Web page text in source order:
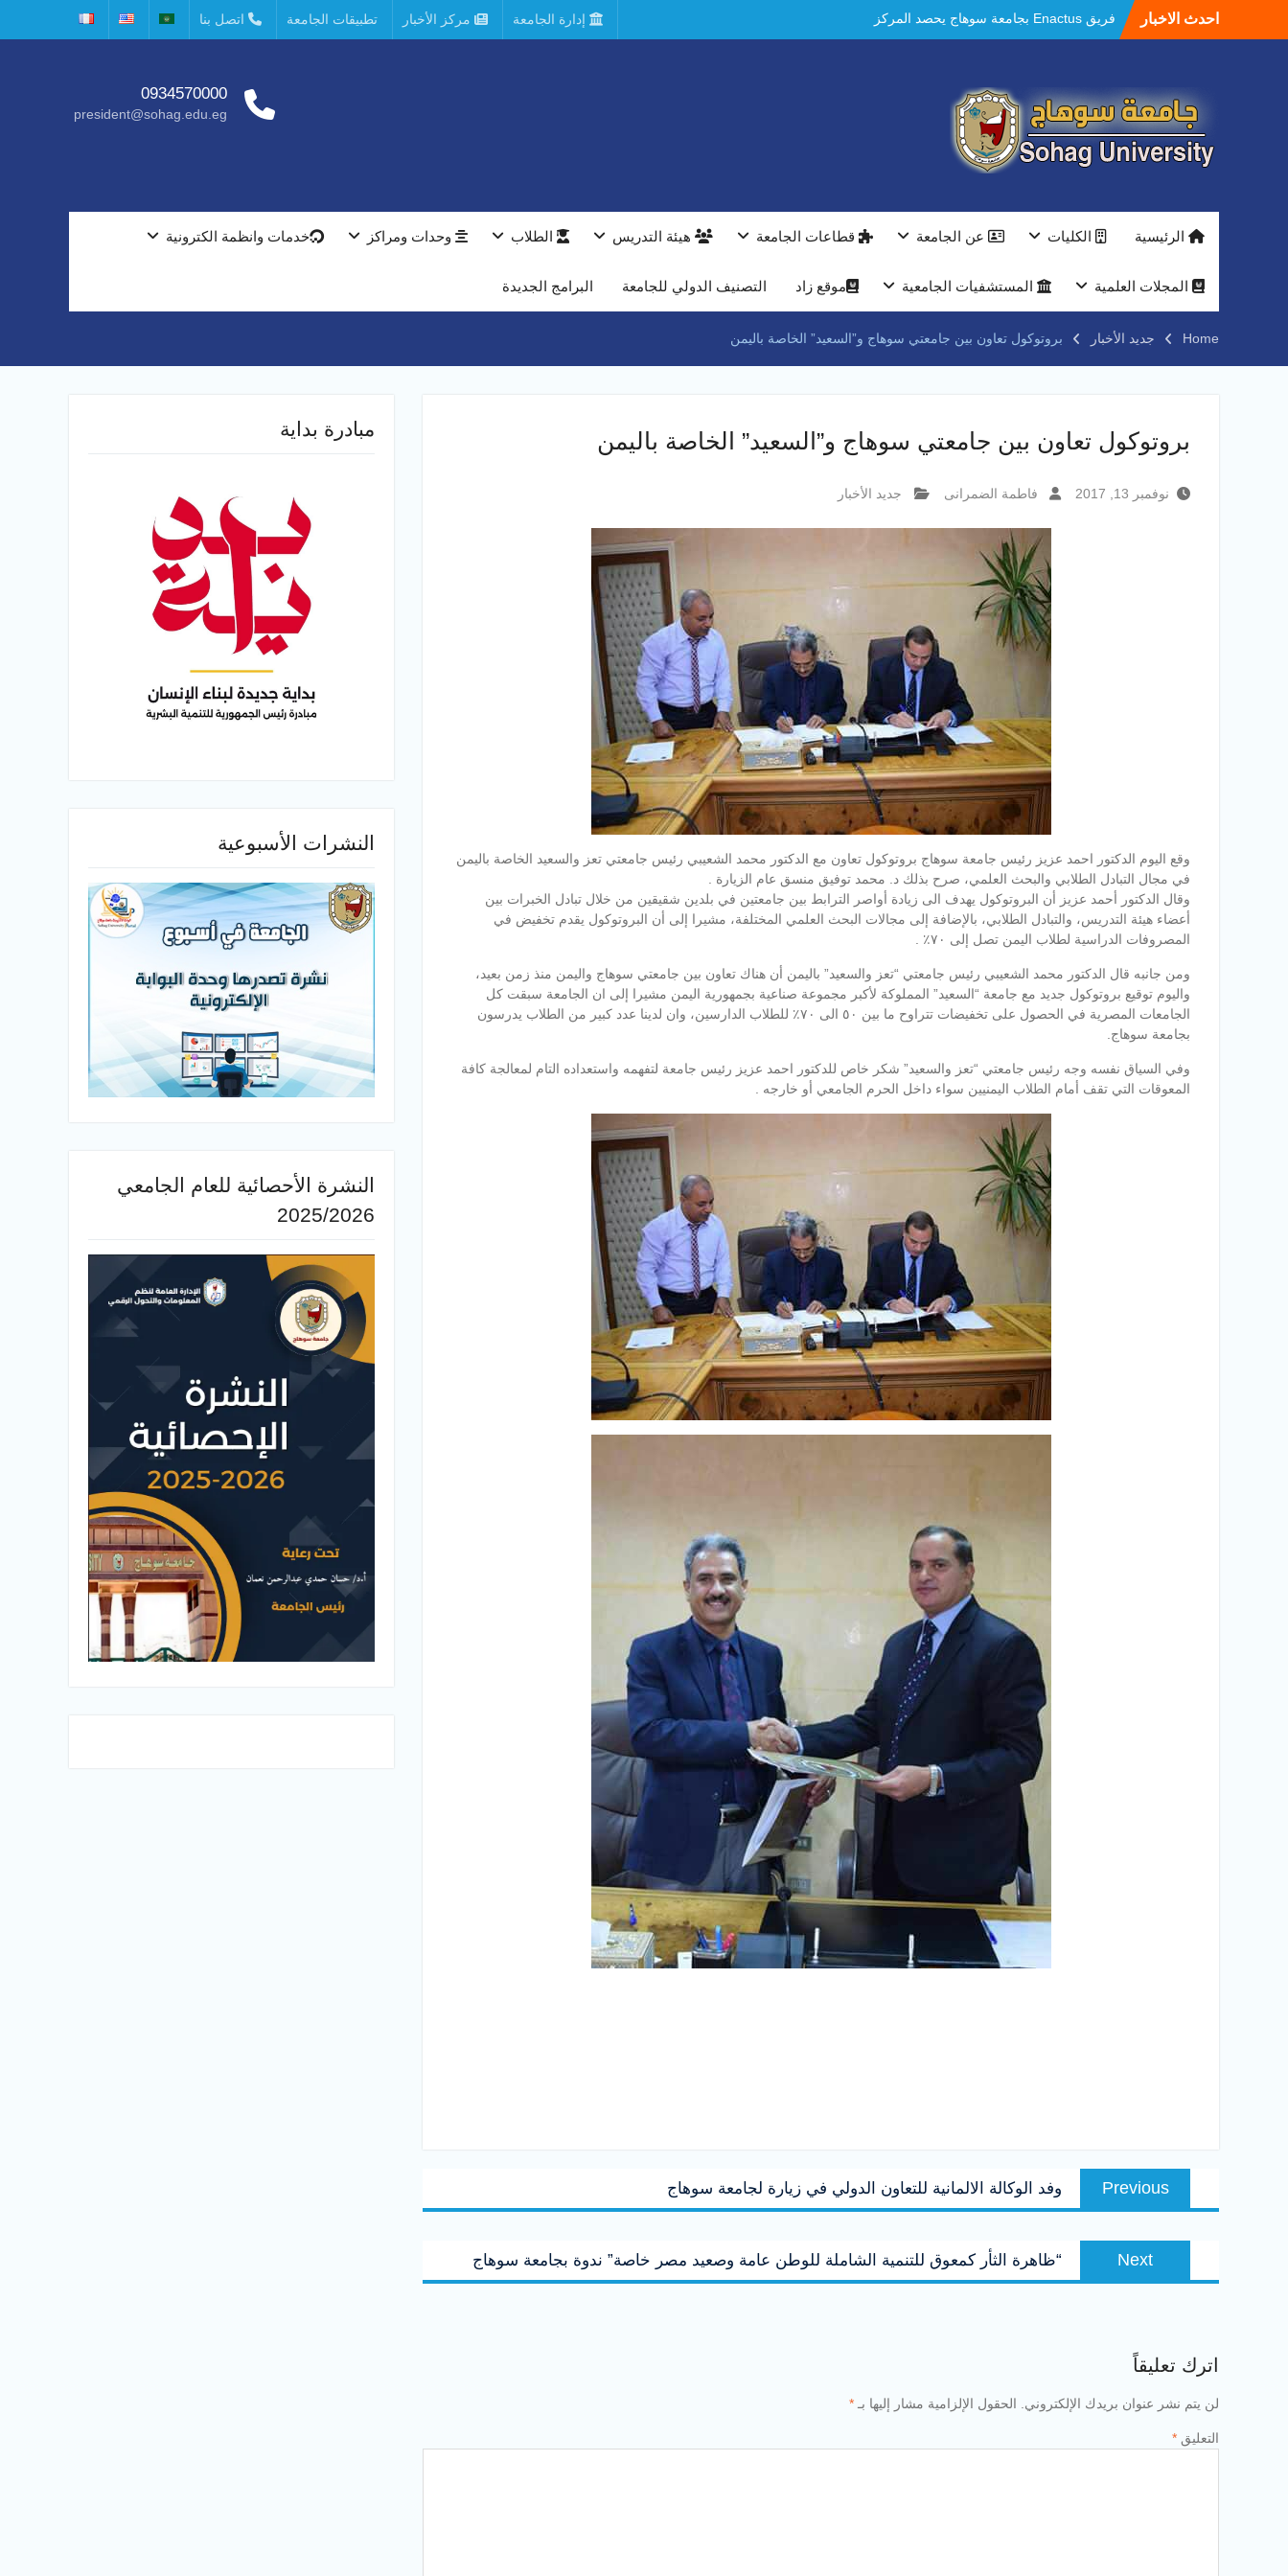
احدث الاخبار
فريق Enactus بجامعة سوهاج يحصد المركز
الاول في الابتكار وتمكين المراة والمركز الثاني
مستشفيات سوهاج الجامعية تحقق إنجازًا طبيًا
جديدًا و تنجح في علاج 3 حالات أكالازيا بتقنية
POEM دون جراحة .
النعماني يلتقي بمدير امن سوهاج الجديد لتقديم
بمعرض الاكاديمية العسكريه علي هامش
النعماني والمدير التنفيذي لشركة وادي النيل
جامعة سوهاج تفتح أبوابها لطلاب الثانوية العامة
إدارة الجامعة مركز الأخبار تطبيقات الجامعة اتصل بنا
0934570000
president@sohag.edu.eg
الرئيسية الكليات عن الجامعة قطاعات الجامعة هيئة التدريس الطلاب وحدات ومراكز خدمات وانظمة الكترونية
المجلات العلمية المستشفيات الجامعية موقع زاد التصنيف الدولي للجامعة البرامج الجديدة
Home جديد الأخبار بروتوكول تعاون بين جامعتي سوهاج و”السعيد” الخاصة باليمن
بروتوكول تعاون بين جامعتي سوهاج و”السعيد” الخاصة باليمن
نوفمبر 13, 2017 فاطمة الضمرانى جديد الأخبار
وقع اليوم الدكتور احمد عزيز رئيس جامعة سوهاج بروتوكول تعاون مع الدكتور محمد الشعيبي رئيس جامعتي تعز والسعيد الخاصة باليمن
في مجال التبادل الطلابي والبحث العلمي، صرح بذلك د. محمد توفيق منسق عام الزيارة .
وقال الدكتور أحمد عزيز أن البروتوكول يهدف الى زيادة أواصر الترابط بين جامعتين في بلدين شقيقين من خلال تبادل الخبرات بين
أعضاء هيئة التدريس، والتبادل الطلابي، بالإضافة إلى مجالات البحث العلمي المختلفة، مشيرا إلى أن البروتوكول يقدم تخفيض في
المصروفات الدراسية لطلاب اليمن تصل إلى ٧٠٪ .
ومن جانبه قال الدكتور محمد الشعيبي رئيس جامعتي “تعز والسعيد” باليمن أن هناك تعاون بين جامعتي سوهاج واليمن منذ زمن بعيد،
واليوم توقيع بروتوكول جديد مع جامعة “السعيد” المملوكة لأكبر مجموعة صناعية بجمهورية اليمن مشيرا إلى ان الجامعة سبقت كل
الجامعات المصرية في الحصول على تخفيضات تتراوح ما بين ٥٠ الى ٧٠٪ للطلاب الدارسين، وان لدينا عدد كبير من الطلاب يدرسون
بجامعة سوهاج.
وفي السياق نفسه وجه رئيس جامعتي “تعز والسعيد” شكر خاص للدكتور احمد عزيز رئيس جامعة لتفهمه واستعداده التام لمعالجة كافة
المعوقات التي تقف أمام الطلاب اليمنيين سواء داخل الحرم الجامعي أو خارجه .
تصفّح
المقالاتPrevious
Previous
post:
وفد الوكالة الالمانية للتعاون الدولي في زيارة لجامعة سوهاج
Next
Next
post:
“ظاهرة الثأر كمعوق للتنمية الشاملة للوطن عامة وصعيد مصر خاصة” ندوة بجامعة سوهاج
اترك تعليقاً
لن يتم نشر عنوان بريدك الإلكتروني. الحقول الإلزامية مشار إليها بـ *
التعليق *
مبادرة بداية
النشرات الأسبوعية
النشرة الأحصائية للعام الجامعي
2025/2026